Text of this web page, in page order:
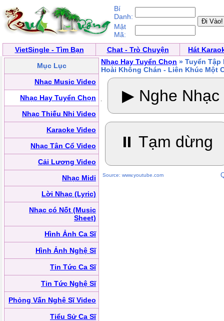
Bí
Danh:
Mật
Mã:
VietSingle - Tìm Bạn
Chat - Trò Chuyện
Hát
Mục Lục
Nhạc Music Video
Nhạc Hay Tuyển Chọn
Nhạc Thiếu Nhi Video
Karaoke Video
Nhạc Tân Cổ Video
Cải Lương Video
Nhạc Midi
Lời Nhạc (Lyric)
Nhạc có Nốt (Music
Sheet)
Hình Ảnh Ca Sĩ
Hình Ảnh Nghệ Sĩ
Tin Tức Ca Sĩ
Tin Tức Nghệ Sĩ
Phỏng Vấn Nghệ Sĩ Video
Tiểu Sử Ca Sĩ
Nhạc Hay Tuyển Chọn » Tuyển Tập
Hoài Không Chán - Liên Khúc Một
▶ Nghe Nhạc
⏸ Tạm dừng
Source: www.youtube.com